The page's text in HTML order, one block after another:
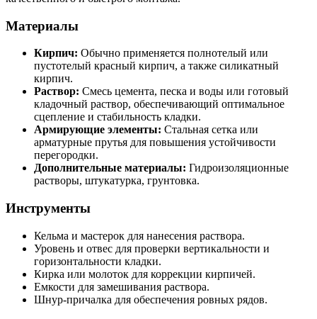
Материалы
Кирпич: Обычно применяется полнотелый или
пустотелый красный кирпич, а также силикатный
кирпич.
Раствор: Смесь цемента, песка и воды или готовый
кладочный раствор, обеспечивающий оптимальное
сцепление и стабильность кладки.
Армирующие элементы: Стальная сетка или
арматурные прутья для повышения устойчивости
перегородки.
Дополнительные материалы: Гидроизоляционные
растворы, штукатурка, грунтовка.
Инструменты
Кельма и мастерок для нанесения раствора.
Уровень и отвес для проверки вертикальности и
горизонтальности кладки.
Кирка или молоток для коррекции кирпичей.
Емкости для замешивания раствора.
Шнур-причалка для обеспечения ровных рядов.